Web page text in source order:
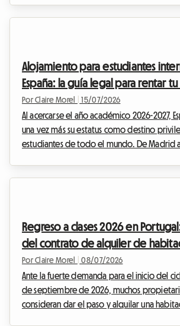
año académico 2026-2027....
Alojamiento para estudiantes
España: la guía legal para rentar
el inicio del ciclo escolar 2026
Por Claire Morel 15/07/2026
Al acercarse el año académico 2026-2027,
una vez más su estatus como destino
estudiantes de todo el mundo. De Madrid
generar ingresos complementarios
Regreso a clases 2026 en
del contrato de alquiler de
estudiantes
Por Claire Morel 08/07/2026
Ante la fuerte demanda para el inicio del
de septiembre de 2026, muchos
consideran dar el paso y alquilar una